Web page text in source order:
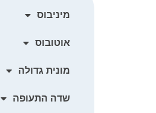
מיניבוס
אוטובוס
מונית גדולה
שדה התעופה